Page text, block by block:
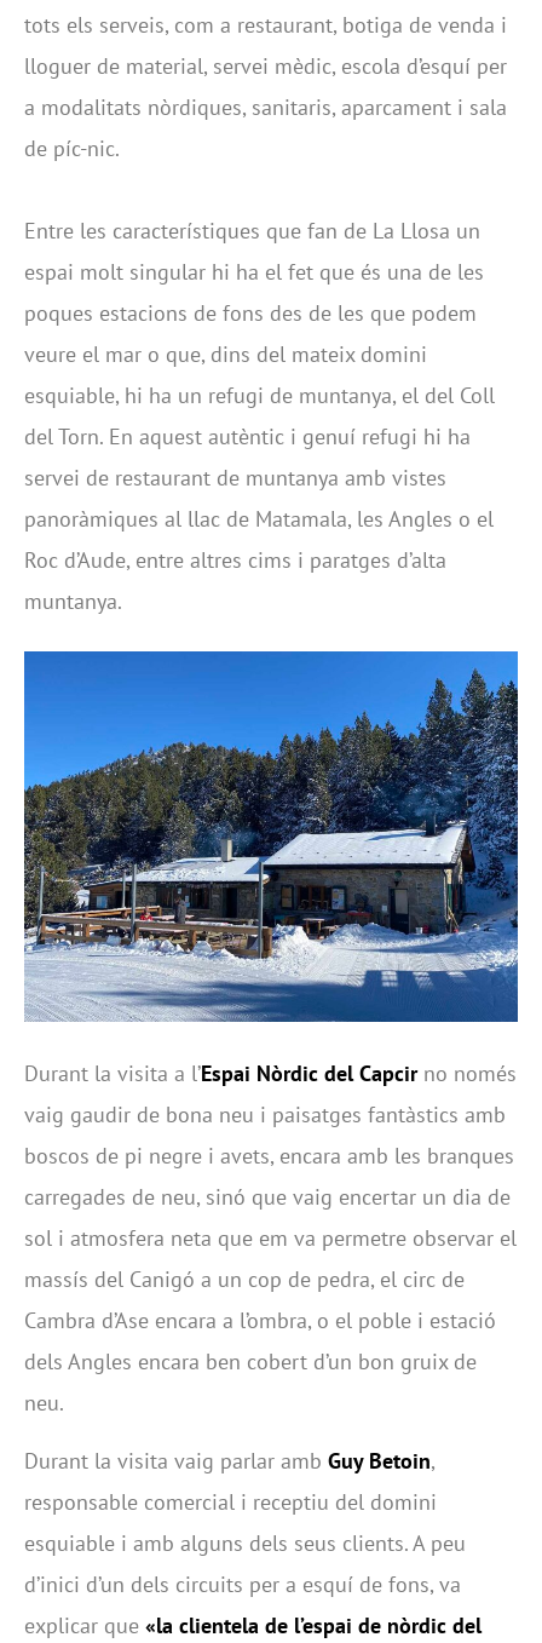
tots els serveis, com a restaurant, botiga de venda i
lloguer de material, servei mèdic, escola d’esquí per
a modalitats nòrdiques, sanitaris, aparcament i sala
de píc-nic.
Entre les característiques que fan de La Llosa un
espai molt singular hi ha el fet que és una de les
poques estacions de fons des de les que podem
veure el mar o que, dins del mateix domini
esquiable, hi ha un refugi de muntanya, el del Coll
del Torn. En aquest autèntic i genuí refugi hi ha
servei de restaurant de muntanya amb vistes
panoràmiques al llac de Matamala, les Angles o el
Roc d’Aude, entre altres cims i paratges d’alta
muntanya.
Durant la visita a l’Espai Nòrdic del Capcirno només
vaig gaudir de bona neu i paisatges fantàstics amb
boscos de pi negre i avets, encara amb les branques
carregades de neu, sinó que vaig encertar un dia de
sol i atmosfera neta que em va permetre observar el
massís del Canigó a un cop de pedra, el circ de
Cambra d’Ase encara a l’ombra, o el poble i estació
dels Angles encara ben cobert d’un bon gruix de
neu.
Durant la visita vaig parlar amb Guy Betoin,
responsable comercial i receptiu del domini
esquiable i amb alguns dels seus clients. A peu
d’inici d’un dels circuits per a esquí de fons, va
explicar que «la clientela de l’espai de nòrdic del